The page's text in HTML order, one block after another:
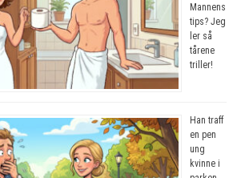
Mannens
tips? Jeg
ler så
tårene
triller!
Han traff
en pen
ung
kvinne i